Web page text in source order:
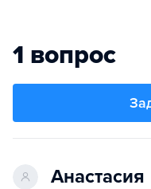
1 вопрос
Анастасия